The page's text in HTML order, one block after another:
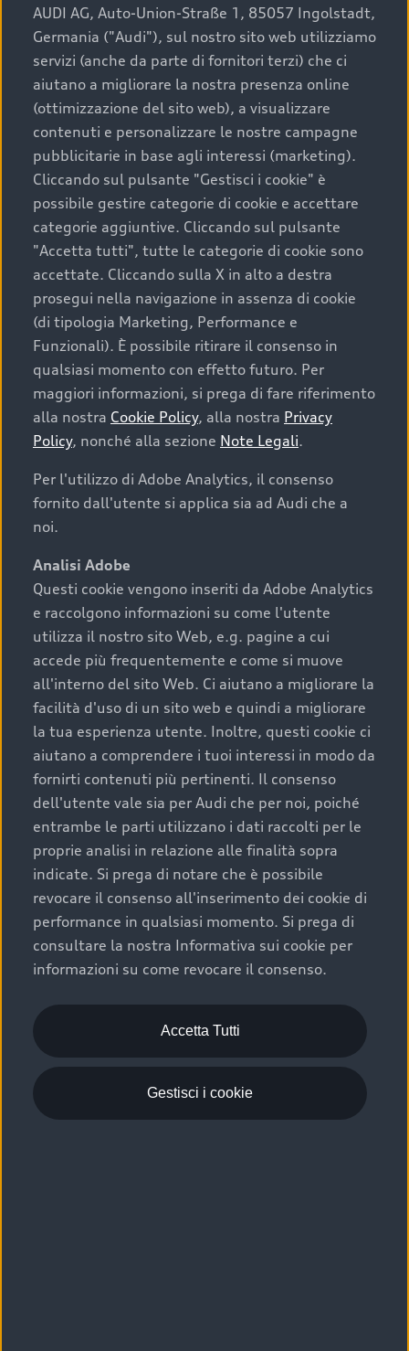
La qualità di acquistare
un’auto usata Audi
Scegliere un’auto usata è una decisione che coniuga
convenienza, affidabilità e sostenibilità. Per fare un
acquisto sicuro, è essenziale considerare aspetti
determinanti come la garanzia inclusa e l’affidabilità del
marchio. Audi offre l’auto usata perfetta tramite Audi
Prima Scelta :plus
Cosa sapere prima di
acquistare la tua prossima
auto
I requisiti fondamentali da considerare prima di
acquistare un’auto usata, oltre al prezzo e all'aspetto,
chilometraggio: un valore contenuto corrisponde a
uno stato migliore del veicolo e a una maggiore
durata nel tempo;
cronologia dei tagliandi: una documentazione
completa della vettura certifica una manutenzione
costante e accurata;
condizioni della carrozzeria e degli interni: una
buona conservazione evidenzia cura e attenzione del
precedente proprietario;
efficienza meccanica: motore, trasmissione e
componenti principali in ottimo stato garantiscono
prestazioni affidabili e sicure.
Acquistare un’auto usata in una Concessionaria ufficiale
Audi che offre l’usato garantito tramite Audi Prima
Scelta :plus, significa affidarsi ad un prodotto che viene
sottoposto a 110 controlli approfonditi e coperto da
garanzia fino a 4 anni per una maggiore tutela del tuo
acquisto.
AUDI AG, Auto-Union-Straße 1, 85057 Ingolstadt,
Germania ("Audi"), sul nostro sito web utilizziamo
servizi (anche da parte di fornitori terzi) che ci
aiutano a migliorare la nostra presenza online
(ottimizzazione del sito web), a visualizzare
contenuti e personalizzare le nostre campagne
pubblicitarie in base agli interessi (marketing).
Cliccando sul pulsante "Gestisci i cookie" è
possibile gestire categorie di cookie e accettare
categorie aggiuntive. Cliccando sul pulsante
"Accetta tutti", tutte le categorie di cookie sono
accettate. Cliccando sulla X in alto a destra
prosegui nella navigazione in assenza di cookie
(di tipologia Marketing, Performance e
Funzionali). È possibile ritirare il consenso in
qualsiasi momento con effetto futuro. Per
maggiori informazioni, si prega di fare riferimento
alla nostra Cookie Policy, alla nostra Privacy
Policy, nonché alla sezione Note Legali.
Per l'utilizzo di Adobe Analytics, il consenso
fornito dall'utente si applica sia ad Audi che a
noi.
Analisi Adobe
Questi cookie vengono inseriti da Adobe Analytics
e raccolgono informazioni su come l'utente
utilizza il nostro sito Web, e.g. pagine a cui
accede più frequentemente e come si muove
all'interno del sito Web. Ci aiutano a migliorare la
facilità d'uso di un sito web e quindi a migliorare
la tua esperienza utente. Inoltre, questi cookie ci
aiutano a comprendere i tuoi interessi in modo da
fornirti contenuti più pertinenti. Il consenso
dell'utente vale sia per Audi che per noi, poiché
entrambe le parti utilizzano i dati raccolti per le
proprie analisi in relazione alle finalità sopra
indicate. Si prega di notare che è possibile
revocare il consenso all'inserimento dei cookie di
performance in qualsiasi momento. Si prega di
consultare la nostra Informativa sui cookie per
informazioni su come revocare il consenso.
Accetta Tutti
Gestisci i cookie